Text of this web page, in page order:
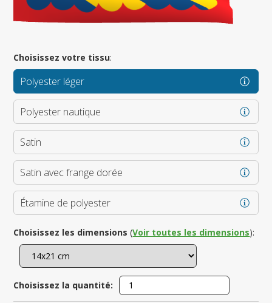
Choisissez votre tissu:
Polyester léger
Polyester nautique
Satin
Satin avec frange dorée
Étamine de polyester
Choisissez les dimensions (Voir toutes les dimensions):
Choisissez la quantité: